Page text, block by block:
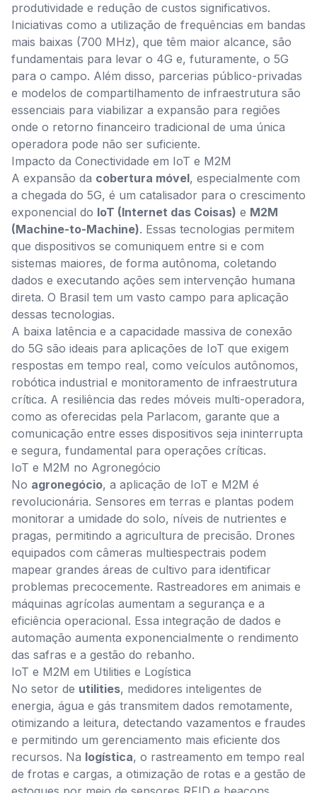
produtividade e redução de custos significativos.
Iniciativas como a utilização de frequências em bandas
mais baixas (700 MHz), que têm maior alcance, são
fundamentais para levar o 4G e, futuramente, o 5G
para o campo. Além disso, parcerias público-privadas
e modelos de compartilhamento de infraestrutura são
essenciais para viabilizar a expansão para regiões
onde o retorno financeiro tradicional de uma única
operadora pode não ser suficiente.
Impacto da Conectividade em IoT e M2M
A expansão da cobertura móvel, especialmente com
a chegada do 5G, é um catalisador para o crescimento
exponencial do IoT (Internet das Coisas) e M2M
(Machine-to-Machine). Essas tecnologias permitem
que dispositivos se comuniquem entre si e com
sistemas maiores, de forma autônoma, coletando
dados e executando ações sem intervenção humana
direta. O Brasil tem um vasto campo para aplicação
dessas tecnologias.
A baixa latência e a capacidade massiva de conexão
do 5G são ideais para aplicações de IoT que exigem
respostas em tempo real, como veículos autônomos,
robótica industrial e monitoramento de infraestrutura
crítica. A resiliência das redes móveis multi-operadora,
como as oferecidas pela Parlacom, garante que a
comunicação entre esses dispositivos seja ininterrupta
e segura, fundamental para operações críticas.
IoT e M2M no Agronegócio
No agronegócio, a aplicação de IoT e M2M é
revolucionária. Sensores em terras e plantas podem
monitorar a umidade do solo, níveis de nutrientes e
pragas, permitindo a agricultura de precisão. Drones
equipados com câmeras multiespectrais podem
mapear grandes áreas de cultivo para identificar
problemas precocemente. Rastreadores em animais e
máquinas agrícolas aumentam a segurança e a
eficiência operacional. Essa integração de dados e
automação aumenta exponencialmente o rendimento
das safras e a gestão do rebanho.
IoT e M2M em Utilities e Logística
No setor de utilities, medidores inteligentes de
energia, água e gás transmitem dados remotamente,
otimizando a leitura, detectando vazamentos e fraudes
e permitindo um gerenciamento mais eficiente dos
recursos. Na logística, o rastreamento em tempo real
de frotas e cargas, a otimização de rotas e a gestão de